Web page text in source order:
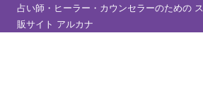
ツにスキップ
占い師・ヒーラー・カウンセラーのための
販サイト アルカナ